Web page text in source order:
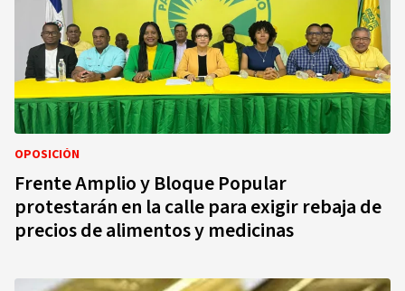
OPOSICIÓN
Frente Amplio y Bloque Popular
protestarán en la calle para exigir rebaja de
precios de alimentos y medicinas